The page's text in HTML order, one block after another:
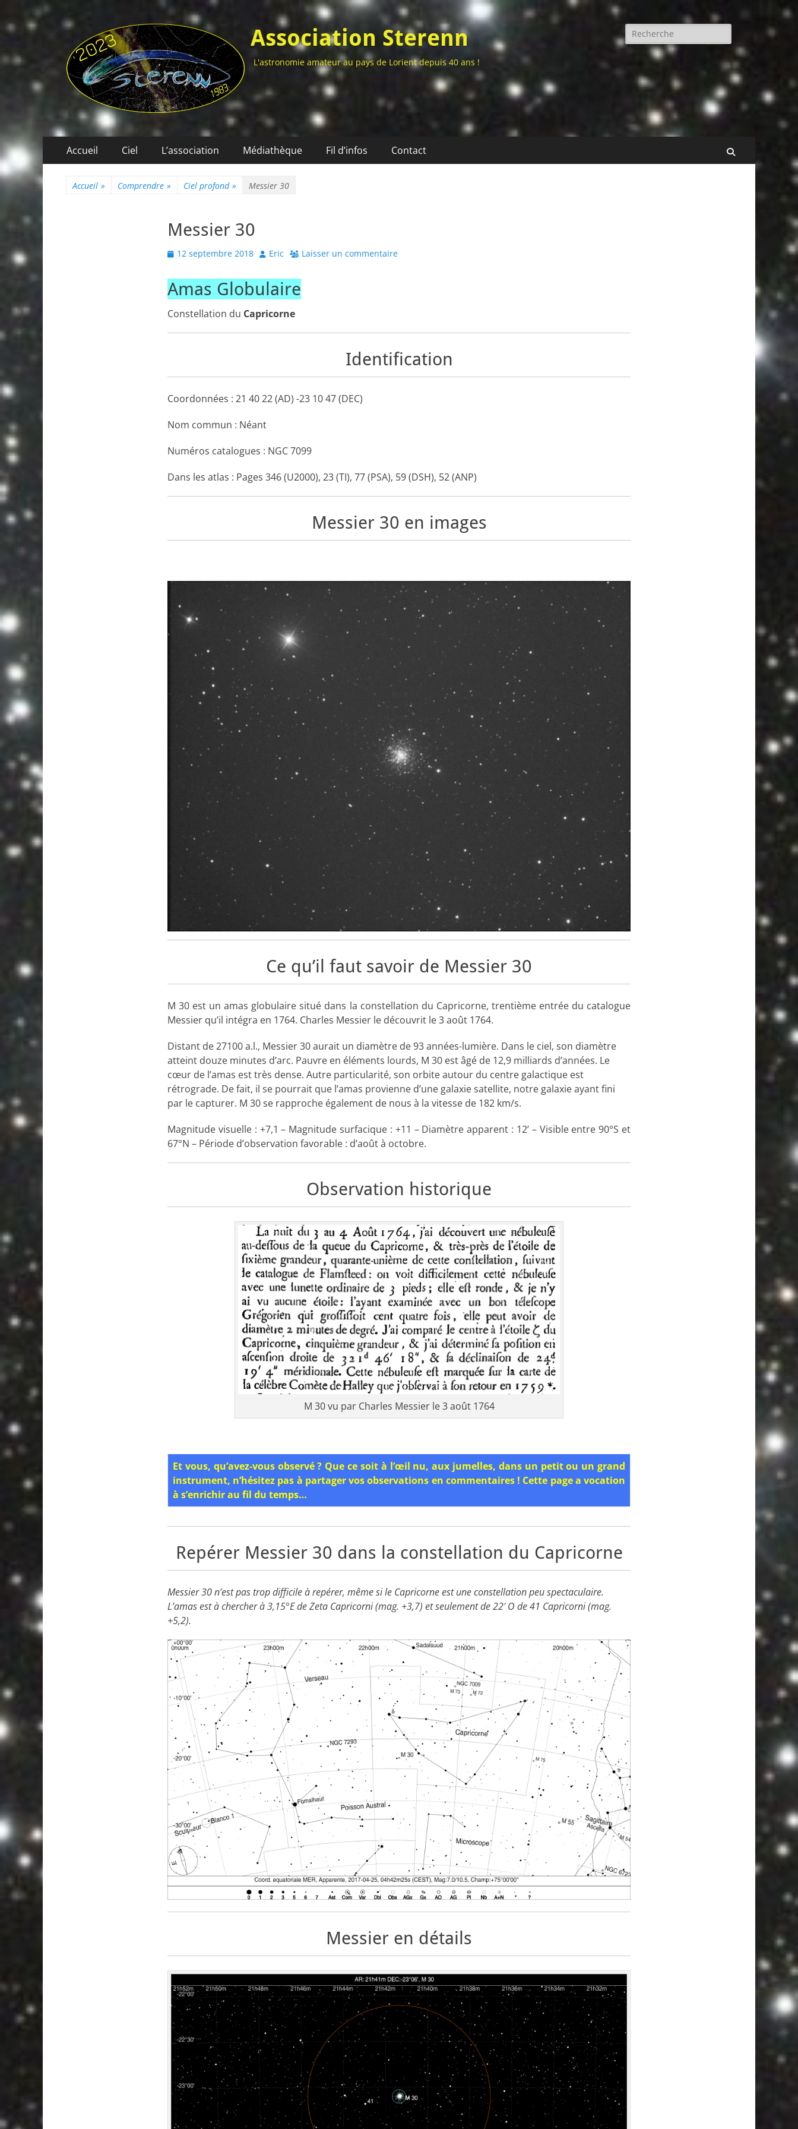
Association Sterenn
L'astronomie amateur au pays de Lorient depuis 40 ans !
Rechercher :
Menu
principal
Accueil Ciel L’association Médiathèque Fil d’infos Contact
Accueil » Comprendre » Ciel profond » Messier 30
Messier 30
Posted
12 septembre 2018 Author
Eric Laisser un commentaire
Amas Globulaire
Constellation du Capricorne
Identification
Coordonnées : 21 40 22(AD) -23 10 47(DEC)
Nom commun : Néant
Numéros catalogues : NGC7099
Dans les atlas : Pages 346 (U2000), 23 (TI), 77 (PSA), 59 (DSH), 52 (ANP)
Messier 30 en images
Ce qu’il faut savoir de Messier 30
M 30 est un amas globulaire situé dans la constellation du Capricorne, trentième entrée du catalogue
Messier qu’il intégra en 1764. Charles Messier le découvrit le 3 août 1764.
Distant de 27100 a.l., Messier 30 aurait un diamètre de 93 années-lumière. Dans le ciel, son diamètre
atteint douze minutes d’arc. Pauvre en éléments lourds, M 30 est âgé de 12,9 milliards d’années. Le
cœur de l’amas est très dense. Autre particularité, son orbite autour du centre galactique est
rétrograde. De fait, il se pourrait que l’amas provienne d’une galaxie satellite, notre galaxie ayant fini
par le capturer. M 30 se rapproche également de nous à la vitesse de 182 km/s.
Magnitude visuelle : +7,1 – Magnitude surfacique : +11 – Diamètre apparent : 12’ – Visible entre 90°S et
67°N – Période d’observation favorable : d’août à octobre.
Observation historique
M 30 vu par Charles Messier le 3 août 1764
Et vous, qu’avez-vous observé ? Que ce soit à l’œil nu, aux jumelles, dans un petit ou un grand
instrument, n’hésitez pas à partager vos observations en commentaires ! Cette page a vocation
à s’enrichir au fil du temps…
Repérer Messier 30 dans la constellation du Capricorne
Messier 30 n’est pas trop difficile à repérer, même si le Capricorne est une constellation peu spectaculaire.
L’amas est à chercher à 3,15°E de Zeta Capricorni (mag. +3,7) et seulement de 22′ O de 41 Capricorni (mag.
+5,2).
Messier en détails